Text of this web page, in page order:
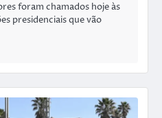
foram chamados hoje às
presidenciais que vão